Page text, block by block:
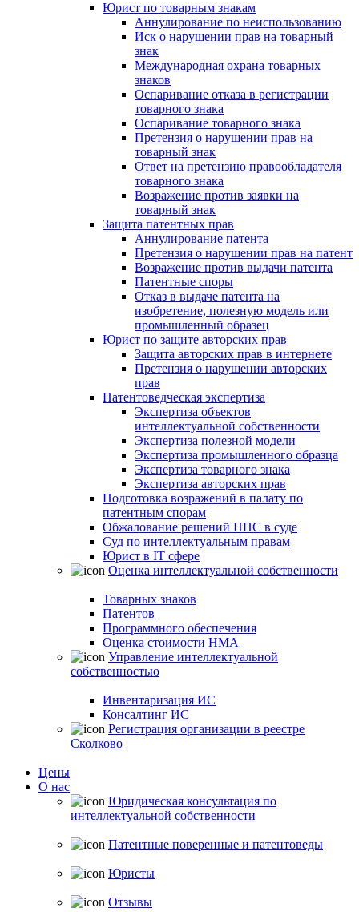
Юрист по товарным знакам
Аннулирование по неиспользованию
Иск о нарушении прав на товарный
знак
Международная охрана товарных
знаков
Оспаривание отказа в регистрации
товарного знака
Оспаривание товарного знака
Претензия о нарушении прав на
товарный знак
Ответ на претензию правообладателя
товарного знака
Возражение против заявки на
товарный знак
Защита патентных прав
Аннулирование патента
Претензия о нарушении прав на патент
Возражение против выдачи патента
Патентные споры
Отказ в выдаче патента на
изобретение, полезную модель или
промышленный образец
Юрист по защите авторских прав
Защита авторских прав в интернете
Претензия о нарушении авторских
прав
Патентоведческая экспертиза
Экспертиза объектов
интеллектуальной собственности
Экспертиза полезной модели
Экспертиза промышленного образца
Экспертиза товарного знака
Экспертиза авторских прав
Подготовка возражений в палату по
патентным спорам
Обжалование решений ППС в суде
Суд по интеллектуальным правам
Юрист в IT сфере
Оценка интеллектуальной собственности
Товарных знаков
Патентов
Программного обеспечения
Оценка стоимости НМА
Управление интеллектуальной
собственностью
Инвентаризация ИС
Консалтинг ИС
Регистрация организации в реестре
Сколково
Цены
О нас
Юридическая консультация по
интеллектуальной собственности
Патентные поверенные и патентоведы
Юристы
Отзывы